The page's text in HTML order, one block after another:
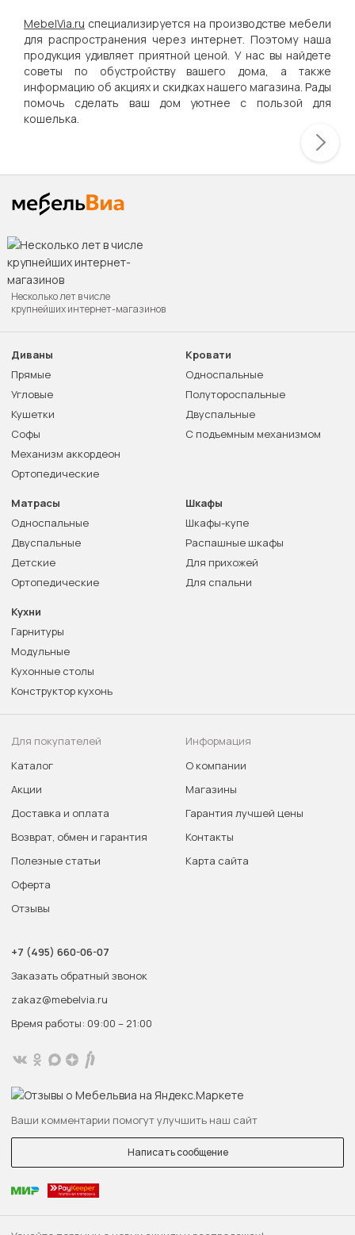
MebelVia.ru специализируется на производстве мебели
для распространения через интернет. Поэтому наша
продукция удивляет приятной ценой. У нас вы найдете
советы по обустройству вашего дома, а также
информацию об акциях и скидках нашего магазина. Рады
помочь сделать ваш дом уютнее с пользой для
кошелька.
Несколько лет в числе
крупнейших интернет-магазинов
Диваны
Прямые
Угловые
Кушетки
Софы
Механизм аккордеон
Ортопедические
Кровати
Односпальные
Полутороспальные
Двуспальные
С подъемным механизмом
Матрасы
Односпальные
Двуспальные
Детские
Ортопедические
Шкафы
Шкафы-купе
Распашные шкафы
Для прихожей
Для спальни
Кухни
Гарнитуры
Модульные
Кухонные столы
Конструктор кухонь
Для покупателей
Каталог
Акции
Доставка и оплата
Возврат, обмен и гарантия
Полезные статьи
Оферта
Отзывы
Информация
О компании
Магазины
Гарантия лучшей цены
Контакты
Карта сайта
+7 (495) 660-06-07
Заказать обратный звонок
zakaz@mebelvia.ru
Время работы: 09:00 – 21:00
Ваши комментарии помогут улучшить наш сайт
Написать сообщение